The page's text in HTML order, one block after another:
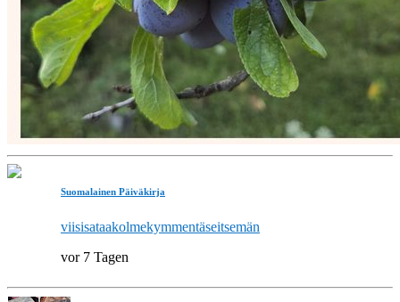
Suomalainen Päiväkirja
viisisataakolmekymmentäseitsemän
vor 7 Tagen